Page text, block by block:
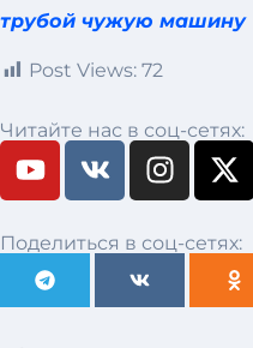
трубой чужую машину
Post Views: 72
Читайте нас в соц-сетях:
Поделиться в соц-сетях: